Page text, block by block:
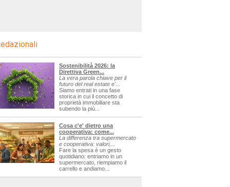
Sostenibilità 2026: la
Direttiva Green...
La vera parola chiave per il
futuro del real estate e'...
Siamo entrati in una fase
storica in cui il concetto di
proprietà immobiliare sta
subendo la più...
Cosa c'e' dietro una
cooperativa: come...
La differenza tra supermercato
e cooperativa: valori,...
Fare la spesa è un gesto
quotidiano: entriamo in un
supermercato, riempiamo il
carrello e andiamo...